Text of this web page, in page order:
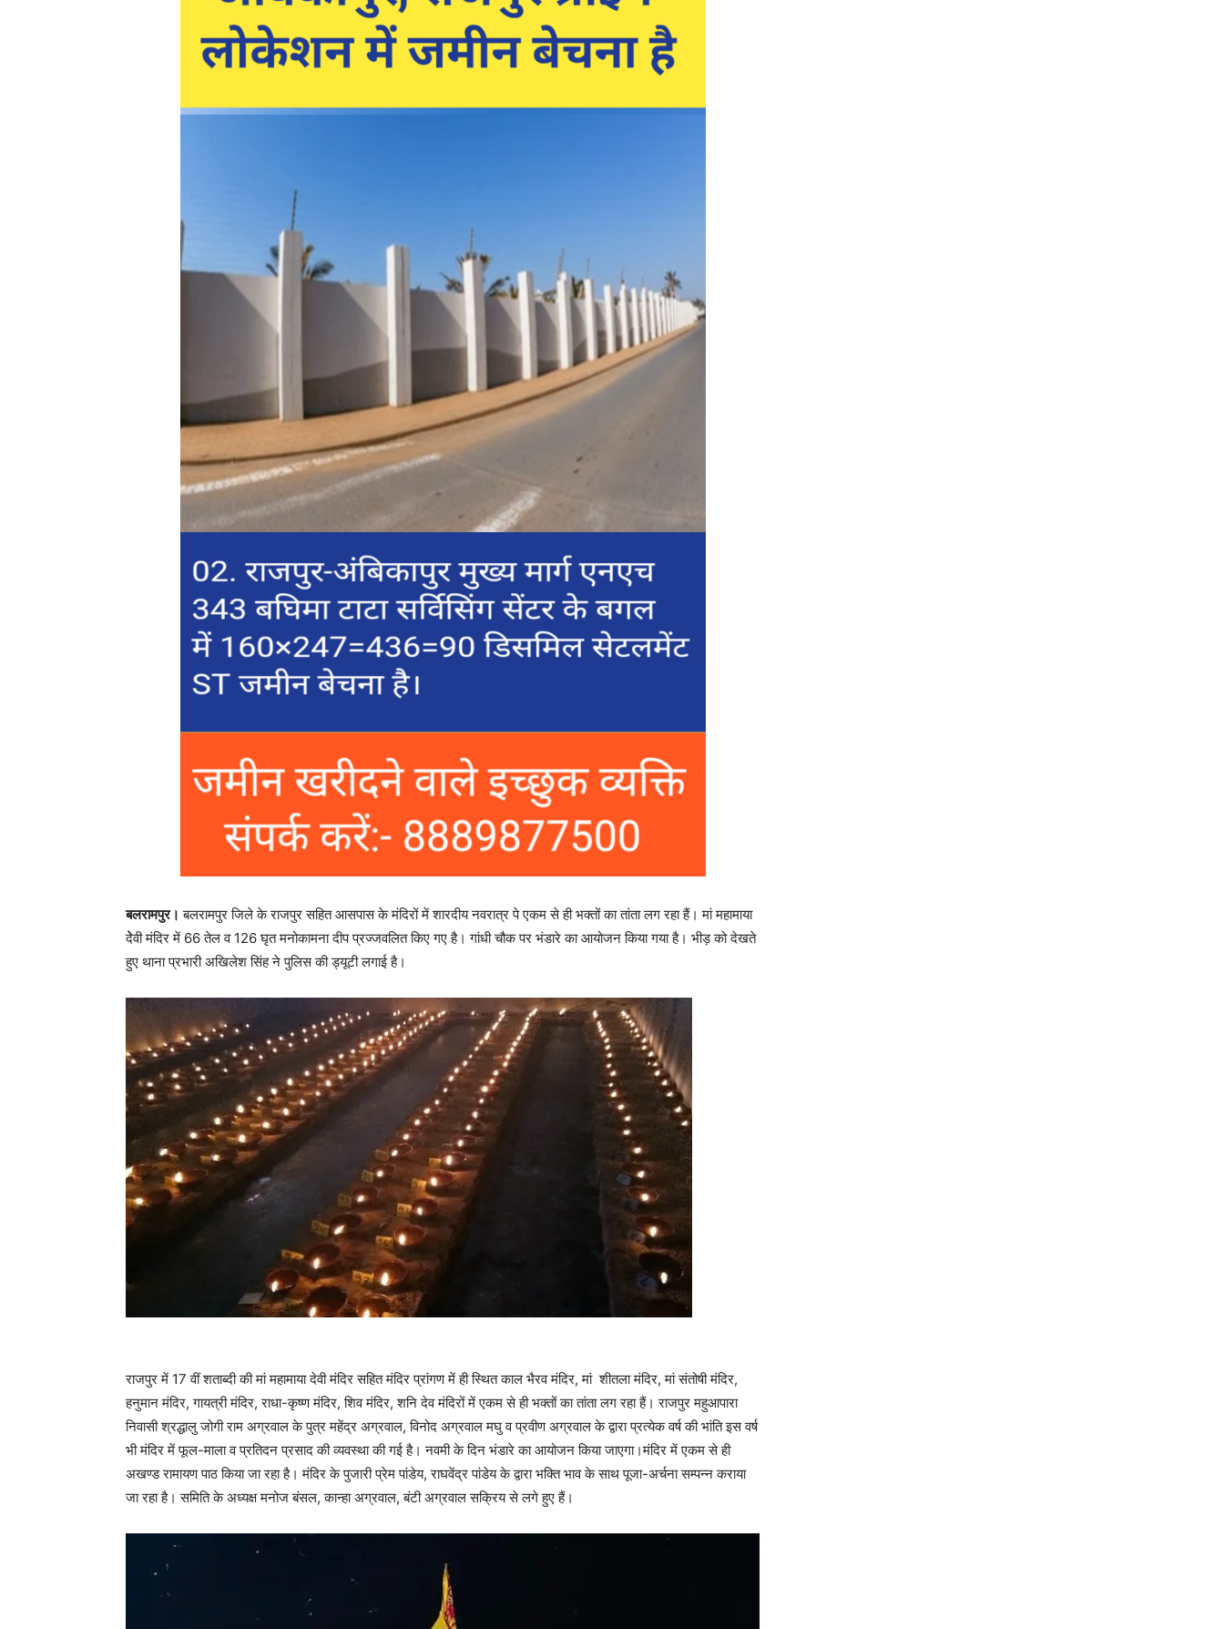
बलरामपुर। बलरामपुर जिले के राजपुर सहित आसपास के मंदिरों में शारदीय नवरात्र पे एकम से ही भक्तों का तांता लग रहा हैं। मां महामाया
देेेवी मंदिर में 66 तेल व 126 घृत मनोकामना दीप प्रज्जवलित किए गए है। गांधी चौक पर भंडारे का आयोजन किया गया है। भीड़ को देखते
हुए थाना प्रभारी अखिलेश सिंह ने पुलिस की ड्यूटी लगाई है।
राजपुर में 17 वीं शताब्दी की मां महामाया देवी मंदिर सहित मंदिर प्रांगण में ही स्थित काल भैरव मंदिर, मां शीतला मंदिर, मां संतोषी मंदिर,
हनुमान मंदिर, गायत्री मंदिर, राधा-कृष्ण मंदिर, शिव मंदिर, शनि देव मंदिरों में एकम से ही भक्तों का तांता लग रहा हैं। राजपुर महुआपारा
निवासी श्रद्धालु जोगी राम अग्रवाल के पुत्र महेंद्र अग्रवाल, विनोद अग्रवाल मघु व प्रवीण अग्रवाल के द्वारा प्रत्येक वर्ष की भांति इस वर्ष
भी मंदिर में फूल-माला व प्रतिदन प्रसाद की व्यवस्था की गई है। नवमी के दिन भंडारे का आयोजन किया जाएगा।मंदिर में एकम से ही
अखण्ड रामायण पाठ किया जा रहा है। मंदिर के पुजारी प्रेम पांडेय, राघवेंद्र पांडेय के द्वारा भक्ति भाव के साथ पूजा-अर्चना सम्पन्न कराया
जा रहा है। समिति के अध्यक्ष मनोज बंसल, कान्हा अग्रवाल, बंटी अग्रवाल सक्रिय से लगे हुए हैं।